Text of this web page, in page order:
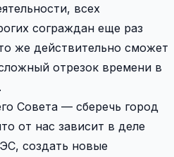
всех
сограждан еще раз
же действительно сможет
отрезок времени в
Совета — сберечь город
от нас зависит в деле
создать новые